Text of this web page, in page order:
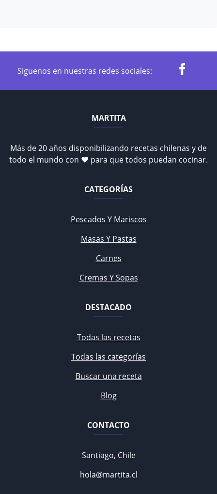
Siguenos en nuestras redes sociales:
MARTITA
Más de 20 años disponibilizando recetas chilenas y de
todo el mundo con ♥ para que todos puedan cocinar.
CATEGORÍAS
Pescados Y Mariscos
Masas Y Pastas
Carnes
Cremas Y Sopas
DESTACADO
Todas las recetas
Todas las categorías
Buscar una receta
Blog
CONTACTO
Santiago, Chile
hola@martita.cl